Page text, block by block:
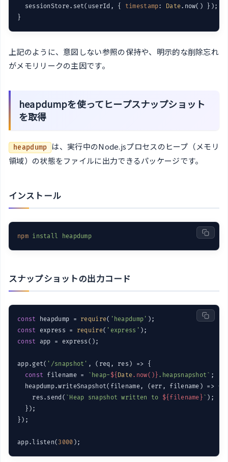
  sessionStore.set(userId, {
timestamp: Date.now() });
}
上記のように、意図しない参照の保持や、明示的な削除忘れ
がメモリリークの主因です。
heapdumpを使ってヒープスナップショット
を取得
heapdump
は、実行中のNode.jsプロセスのヒープ（メモリ
領域）の状態をファイルに出力できるパッケージです。
インストール
npm install heapdump
スナップショットの出力コード
const heapdump = require( 'heapdump'
const express = require( 'express'
const app = express();
app.get( '/snapshot' , ( req, res ) => {
const filename = `heap- ${ Date.now()} .heapsnapshot` ;
  heapdump.writeSnapshot(filename,
( err, filename ) => {
    res.send(
`Heap snapshot written to ${filename} ` );
  });
});
app.listen( 3000 );